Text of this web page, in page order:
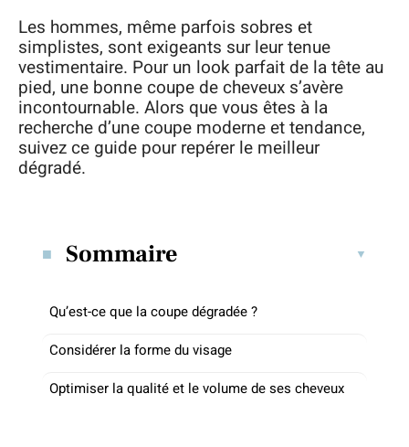
Les hommes, même parfois sobres et
simplistes, sont exigeants sur leur tenue
vestimentaire. Pour un look parfait de la tête au
pied, une bonne coupe de cheveux s’avère
incontournable. Alors que vous êtes à la
recherche d’une coupe moderne et tendance,
suivez ce guide pour repérer le meilleur
dégradé.
Sommaire
Qu’est-ce que la coupe dégradée ?
Considérer la forme du visage
Optimiser la qualité et le volume de ses cheveux